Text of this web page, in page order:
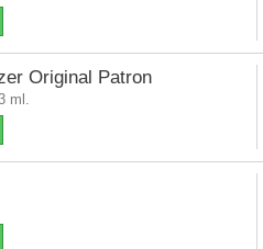
Original Patron
ml.